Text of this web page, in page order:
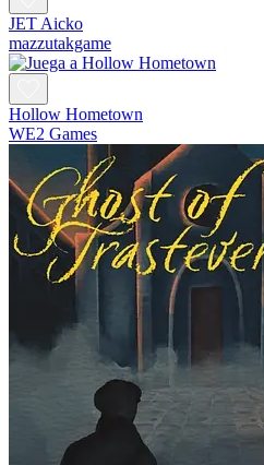
JET Aicko
mazzutakgame
Hollow Hometown
WE2 Games